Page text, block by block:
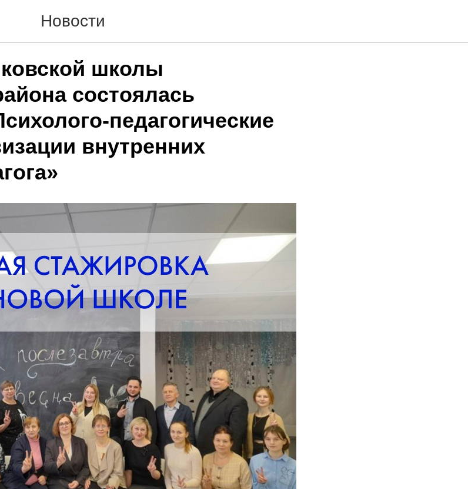
Новости
школы
состоялась
педагогические
внутренних